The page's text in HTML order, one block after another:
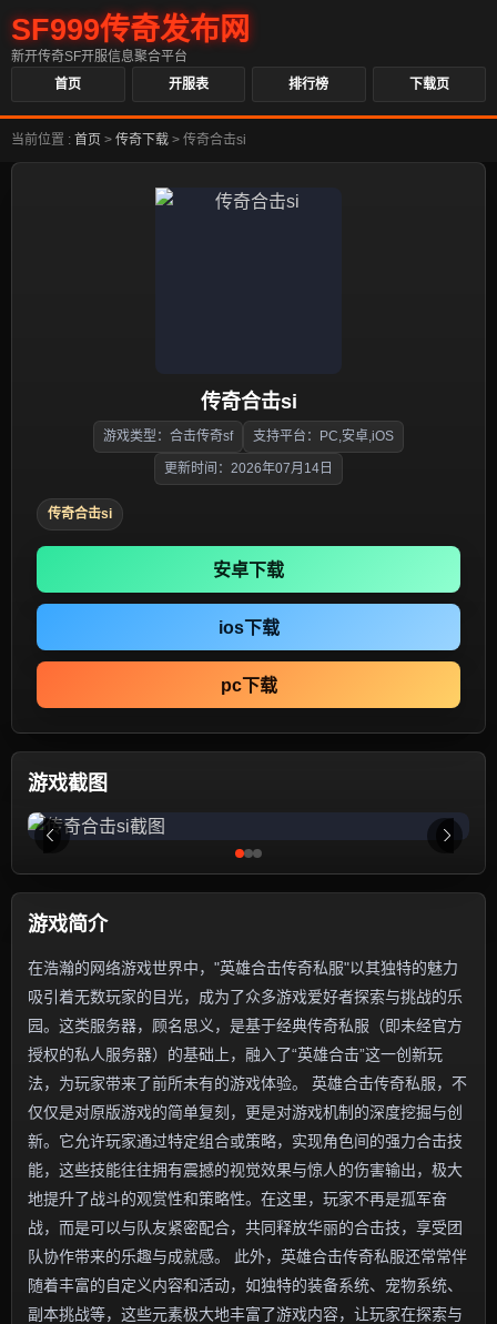
SF999传奇发布网
新开传奇SF开服信息聚合平台
首页
开服表 排行榜 下载页
当前位置 : 首页 > 传奇下载 > 传奇合击si
传奇合击si
游戏类型：合击传奇sf 支持平台：PC,安卓,iOS
更新时间：2026年07月14日
传奇合击si
安卓下载
ios下载
pc下载
游戏截图
游戏简介
在浩瀚的网络游戏世界中，"英雄合击传奇私服"以其独特的魅力
吸引着无数玩家的目光，成为了众多游戏爱好者探索与挑战的乐
园。这类服务器，顾名思义，是基于经典传奇私服（即未经官方
授权的私人服务器）的基础上，融入了“英雄合击”这一创新玩
法，为玩家带来了前所未有的游戏体验。 英雄合击传奇私服，不
仅仅是对原版游戏的简单复刻，更是对游戏机制的深度挖掘与创
新。它允许玩家通过特定组合或策略，实现角色间的强力合击技
能，这些技能往往拥有震撼的视觉效果与惊人的伤害输出，极大
地提升了战斗的观赏性和策略性。在这里，玩家不再是孤军奋
战，而是可以与队友紧密配合，共同释放华丽的合击技，享受团
队协作带来的乐趣与成就感。 此外，英雄合击传奇私服还常常伴
随着丰富的自定义内容和活动，如独特的装备系统、宠物系统、
副本挑战等，这些元素极大地丰富了游戏内容，让玩家在探索与